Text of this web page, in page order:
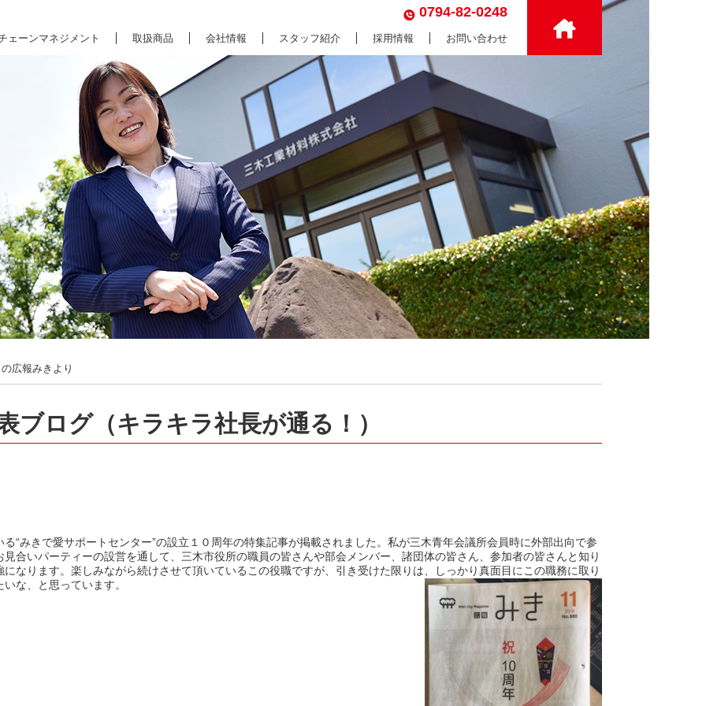
ェーンマネジメント 取扱商品 会社情報 スタッフ紹介 採用情報 お問い合わせ
0794-82-0248
広報みきより
ブログ（キラキラ社長が通る！）
みきで愛サポートセンター”の設立１０周年の特集記事が掲載されました。私が三木青年会議所会員時に外部出向で参
合いパーティーの設営を通して、三木市役所の職員の皆さんや部会メンバー、諸団体の皆さん、参加者の皆さんと知り
なります。楽しみながら続けさせて頂いているこの役職ですが、引き受けた限りは、しっかり真面目にこの職務に取り
いな、と思っています。